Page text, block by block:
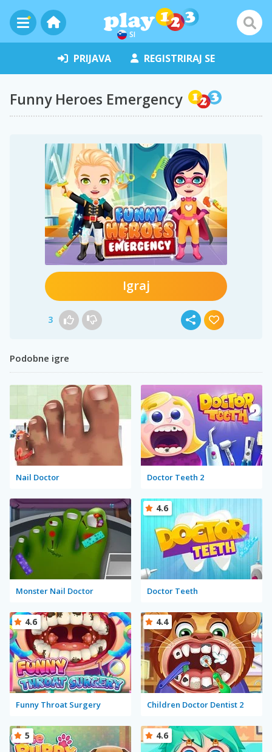
SI
PRIJAVA REGISTRIRAJ SE
Funny Heroes Emergency
Igraj
3
Podobne igre
Nail Doctor Doctor Teeth 2
Monster Nail Doctor Doctor Teeth
4.6
Funny Throat Surgery
4.6
Children Doctor Dentist 2
4.4
5 4.6